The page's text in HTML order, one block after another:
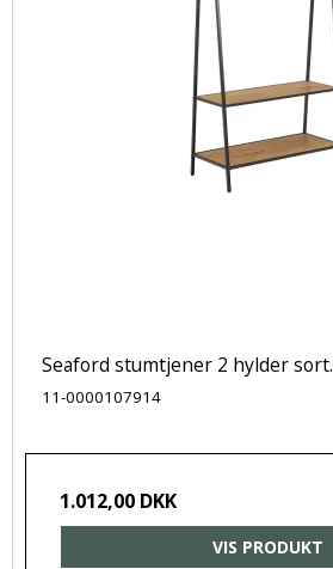
Seaford stumtjener 2 hylder sort.
11-0000107914
1.012,00 DKK
VIS PRODUKT